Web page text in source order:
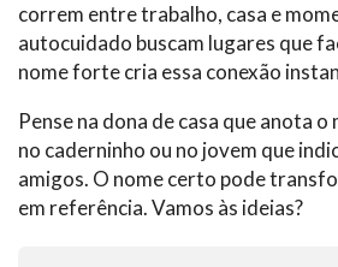
correm entre trabalho, casa e
autocuidado buscam lugares que
nome forte cria essa conexão
Pense na dona de casa que anota
no caderninho ou no jovem que
amigos. O nome certo pode
em referência. Vamos às ideias?